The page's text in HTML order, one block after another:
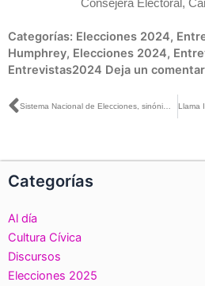
Consejera Electoral,
Categorías: Elecciones 2024,
Humphrey, Elecciones 2024,
Entrevistas2024 Deja un
Ant
Categorías
Al día
Cultura Cívica
Discursos
Elecciones 2025